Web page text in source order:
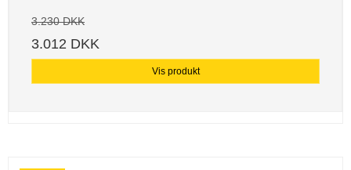
3.230 DKK
3.012 DKK
Vis produkt